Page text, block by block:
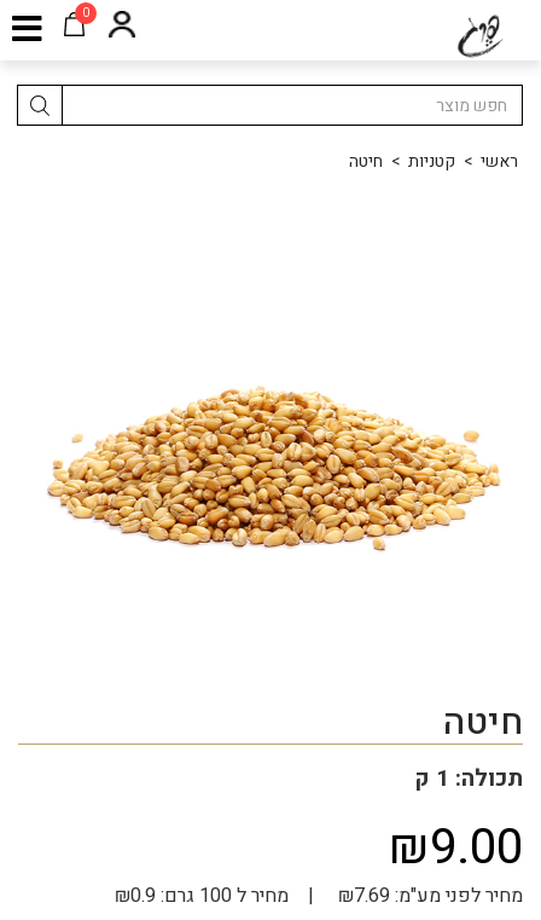
0
ראשי > קטניות > חיטה
חיטה
תכולה: 1 ק
₪9.00
מחיר לפני מע"מ: ₪7.69 | מחיר ל 100 גרם: ₪0.9